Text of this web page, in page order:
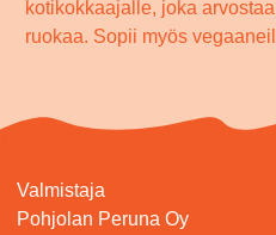
kotikokkaajalle, joka
ruokaa. Sopii myös
Valmistaja
Pohjolan Peruna Oy